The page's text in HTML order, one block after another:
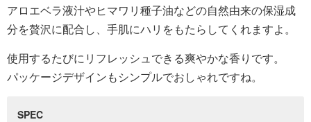
アロエベラ液汁やヒマワリ種子油などの自然由来の保湿成
分を贅沢に配合し、手肌にハリをもたらしてくれますよ。
使用するたびにリフレッシュできる爽やかな香りです。
パッケージデザインもシンプルでおしゃれですね。
SPEC